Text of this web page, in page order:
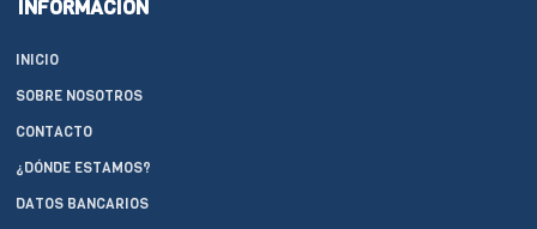
INFORMACIÓN
INICIO
SOBRE NOSOTROS
CONTACTO
¿DÓNDE ESTAMOS?
DATOS BANCARIOS